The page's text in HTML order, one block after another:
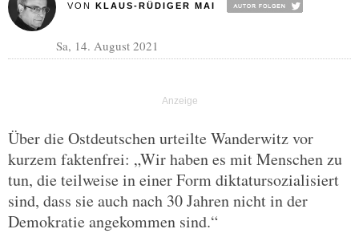
VON KLAUS-RÜDIGER MAI
Sa, 14. August 2021
Über die Ostdeutschen urteilte Wanderwitz vor
kurzem faktenfrei: „Wir haben es mit Menschen zu
tun, die teilweise in einer Form diktatursozialisiert
sind, dass sie auch nach 30 Jahren nicht in der
Demokratie angekommen sind.“